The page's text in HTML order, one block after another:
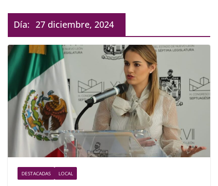
Día: 27 diciembre, 2024
DESTACADAS LOCAL